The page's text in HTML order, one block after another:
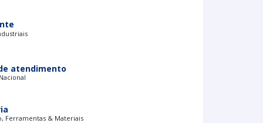
atendimento
Ferramentas & Materiais